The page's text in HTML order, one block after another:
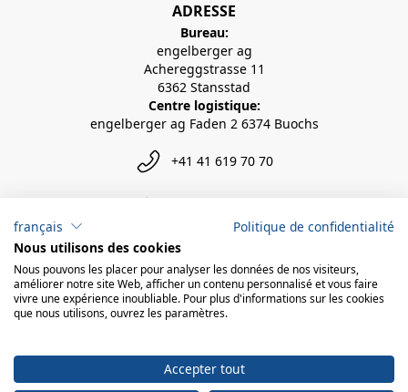
ADRESSE
Bureau:
engelberger ag
Achereggstrasse 11
6362 Stansstad
Centre logistique:
engelberger ag Faden 2 6374 Buochs
+41 41 619 70 70
français
Politique de confidentialité
Nous utilisons des cookies
Nous pouvons les placer pour analyser les données de nos visiteurs,
améliorer notre site Web, afficher un contenu personnalisé et vous faire
vivre une expérience inoubliable. Pour plus d'informations sur les cookies
que nous utilisons, ouvrez les paramètres.
Accepter tout